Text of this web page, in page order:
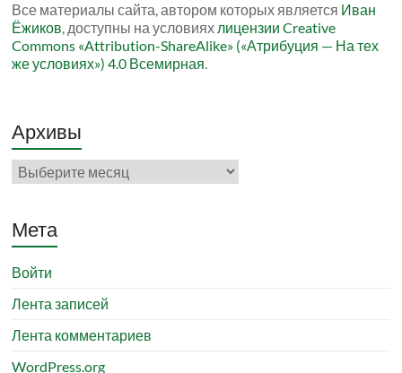
Все материалы сайта, автором которых является Иван
Ёжиков, доступны на условиях лицензии Creative
Commons «Attribution-ShareAlike» («Атрибуция — На тех
же условиях») 4.0 Всемирная.
Архивы
Архивы
Мета
Войти
Лента записей
Лента комментариев
WordPress.org